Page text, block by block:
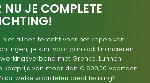
NU JE COMPLETE
niet alleen terecht voor het kopen van
je kunt voortaan ook financieren!
met Grenke, kunnen
kostprijs van meer dan € 500,00 voortaan
welke voordelen biedt leasing?